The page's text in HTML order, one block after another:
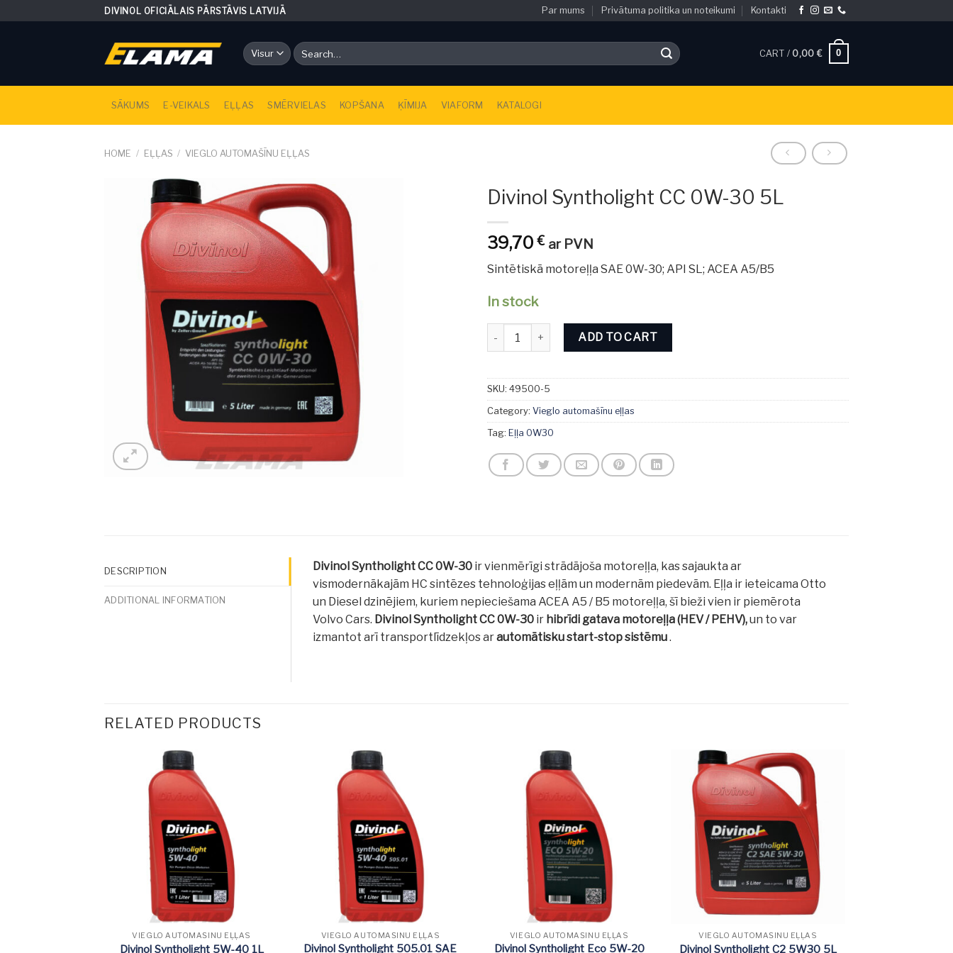
to
DIVINOL OFICIĀLAIS PĀRSTĀVIS LATVIJĀ Par mums Privātuma politika un noteikumi Kontakti
Search
for:
CART / 0,00€ 0
SĀKUMS E-VEIKALS EĻĻAS SMĒRVIELAS KOPŠANA ĶĪMIJA VIAFORM KATALOGI
HOME / EĻĻAS / VIEGLO AUTOMAŠĪNU EĻĻAS
Divinol Syntholight CC 0W-30 5L
39,70€ ar PVN
Sintētiskā motoreļļa SAE 0W-30; API SL; ACEA A5/B5
In stock
Divinol Syntholight CC 0W-30 5L quantity
ADD TO CART
SKU: 49500-5
Category: Vieglo automašīnu eļļas
Tag: Eļļa 0W30
DESCRIPTION
ADDITIONAL INFORMATION
Divinol Syntholight CC 0W-30ir vienmērīgi strādājoša motoreļļa, kas sajaukta ar
vismodernākajām HC sintēzes tehnoloģijas eļļām un modernām piedevām. Eļļa ir ieteicama Otto
un Diesel dzinējiem, kuriem nepieciešama ACEA A5 / B5 motoreļļa, šī bieži vien ir piemērota
Volvo Cars. Divinol Syntholight CC 0W-30ir hibrīdi gatava motoreļļa (HEV / PEHV),un to var
izmantot arī transportlīdzekļos arautomātisku start-stop sistēmu.
RELATED PRODUCTS
VIEGLO AUTOMAŠĪNU EĻĻAS
Divinol Syntholight 5W-40 1L
VIEGLO AUTOMAŠĪNU EĻĻAS
Divinol Syntholight 505.01 SAE
VIEGLO AUTOMAŠĪNU EĻĻAS
Divinol Syntholight Eco 5W-20
VIEGLO AUTOMAŠĪNU EĻĻAS
Divinol Syntholight C2 5W30 5L